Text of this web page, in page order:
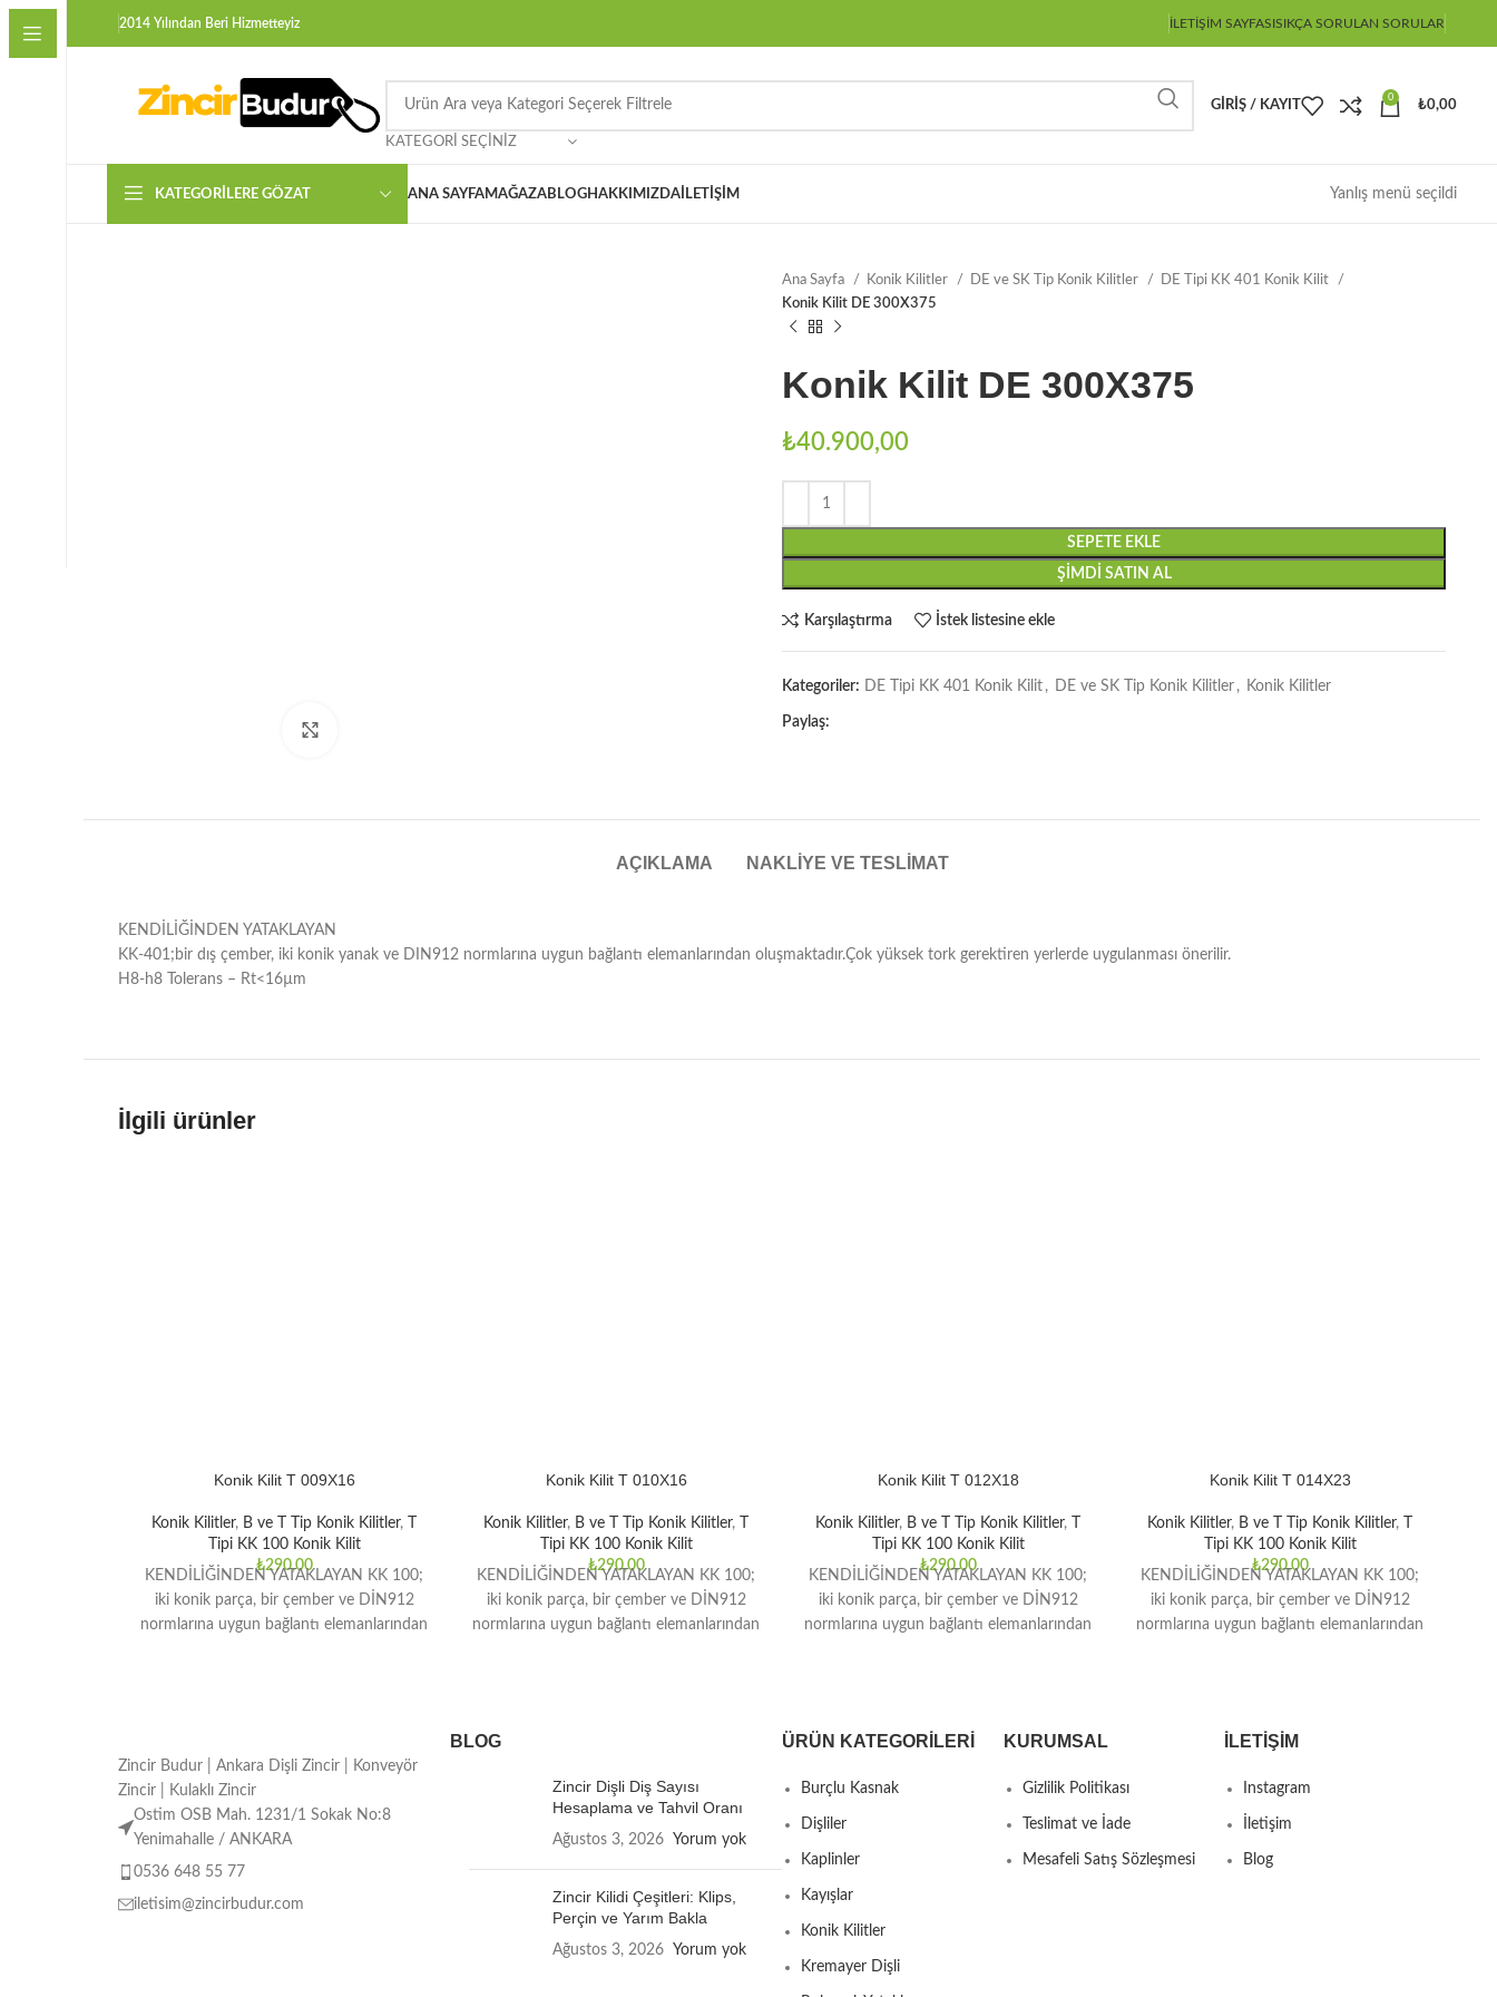
2014 Yılından Beri Hizmetteyiz İLETIŞIM SAYFASISIKÇA SORULAN SORULAR
KATEGORI SEÇINIZ
GIRIŞ / KAYIT
0
₺0,00
KATEGORILERE GÖZAT ANA SAYFAMAĞAZABLOGHAKKIMIZDA İLETIŞIM Yanlış menü seçildi
Ana Sayfa Konik Kilitler DE ve SK Tip Konik Kilitler
DE Tipi KK 401 Konik Kilit
Konik Kilit DE 300X375
Konik Kilit DE 300X375
₺40.900,00
SEPETE EKLE
ŞIMDI SATIN AL
Karşılaştırma İstek listesine ekle
Kategoriler: DE Tipi KK 401 Konik Kilit , DE ve SK Tip Konik Kilitler , Konik Kilitler
Paylaş:
AÇIKLAMA NAKLIYE VE TESLIMAT
KENDİLİĞİNDEN YATAKLAYAN
KK-401;bir dış çember, iki konik yanak ve DIN912 normlarına uygun bağlantı elemanlarından oluşmaktadır.Çok yüksek tork gerektiren yerlerde uygulanması önerilir.
H8-h8 Tolerans – Rt<16µm
İlgili ürünler
Konik Kilit T 009X16
Konik Kilitler, B ve T Tip Konik Kilitler,
Tipi KK 100 Konik Kilit
₺290,00
KENDİLİĞİNDEN YATAKLAYAN KK 100;
iki konik parça, bir çember ve DİN912
normlarına uygun bağlantı elemanlarından
Konik Kilit T 010X16
Konik Kilitler, B ve T Tip Konik Kilitler,
Tipi KK 100 Konik Kilit
₺290,00
KENDİLİĞİNDEN YATAKLAYAN KK 100;
iki konik parça, bir çember ve DİN912
normlarına uygun bağlantı elemanlarından
Konik Kilit T 012X18
Konik Kilitler, B ve T Tip Konik Kilitler,
Tipi KK 100 Konik Kilit
₺290,00
KENDİLİĞİNDEN YATAKLAYAN KK 100;
iki konik parça, bir çember ve DİN912
normlarına uygun bağlantı elemanlarından
Konik Kilit T 014X23
Konik Kilitler, B ve T Tip Konik Kilitler,
Tipi KK 100 Konik Kilit
₺290,00
KENDİLİĞİNDEN YATAKLAYAN KK 100;
iki konik parça, bir çember ve DİN912
normlarına uygun bağlantı elemanlarından
Zincir Budur | Ankara Dişli Zincir | Konveyör
Zincir | Kulaklı Zincir
Ostim OSB Mah. 1231/1 Sokak No:8
Yenimahalle / ANKARA
0536 648 55 77
iletisim@zincirbudur.com
BLOG
Zincir Dişli Diş Sayısı
Hesaplama ve Tahvil Oranı
Ağustos 3, 2026 Yorum yok
Zincir Kilidi Çeşitleri: Klips,
Perçin ve Yarım Bakla
Ağustos 3, 2026 Yorum yok
ÜRÜN KATEGORILERI
Burçlu Kasnak
Dişliler
Kaplinler
Kayışlar
Konik Kilitler
Kremayer Dişli
KURUMSAL
Gizlilik Politikası
Teslimat ve İade
Mesafeli Satış Sözleşmesi
İLETIŞIM
Instagram
İletişim
Blog